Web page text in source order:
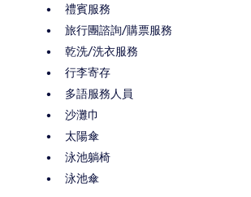
禮賓服務
旅行團諮詢/購票服務
乾洗/洗衣服務
行李寄存
多語服務人員
沙灘巾
太陽傘
泳池躺椅
泳池傘